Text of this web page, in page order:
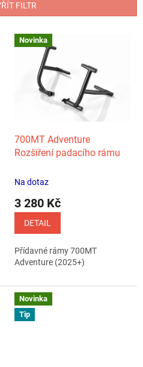
FILTR
Novinka
700MT Adventure
Rozšíření padacího rámu
Na dotaz
3 280 Kč
DETAIL
Přídavné rámy 700MT
Adventure (2025+)
Novinka
Tip